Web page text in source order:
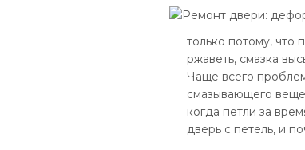
только потому, что
ржаветь, смазка
Чаще всего
смазывающего
когда петли за
дверь с петель, и